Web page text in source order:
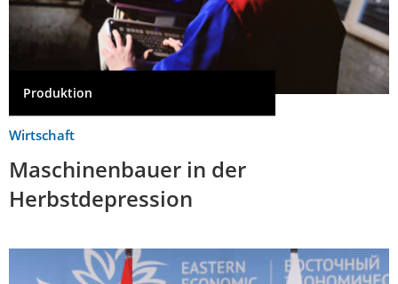
Produktion
Wirtschaft
Maschinenbauer in der
Herbstdepression